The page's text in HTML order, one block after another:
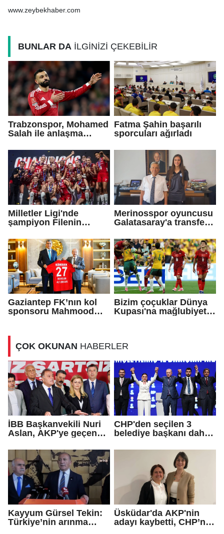
www.zeybekhaber.com
BUNLAR DA İLGİNİZİ ÇEKEBİLİR
Trabzonspor, Mohamed
Salah ile anlaşma
Fatma Şahin başarılı
sporcuları ağırladı
Milletler Ligi'nde
şampiyon Filenin
Merinosspor oyuncusu
Galatasaray'a transfer
Gaziantep FK’nın kol
sponsoru Mahmood
Bizim çoçuklar Dünya
Kupası'na mağlubiyetle
ÇOK OKUNAN HABERLER
İBB Başkanvekili Nuri
Aslan, AKP'ye geçen
iddialarına yanıt verdi
CHP'den seçilen 3
belediye başkanı daha
Kayyum Gürsel Tekin:
Türkiye’nin arınma
Üsküdar'da AKP'nin
adayı kaybetti, CHP’nin